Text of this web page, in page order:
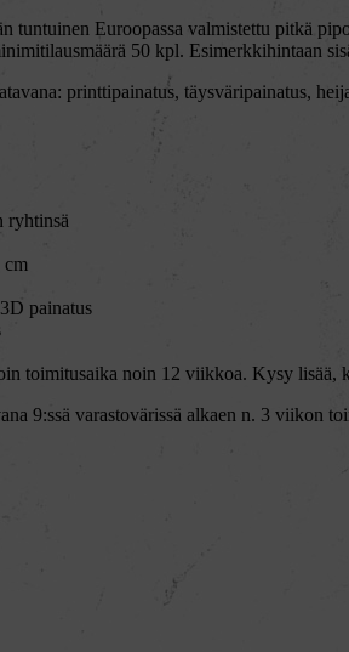
tuntuinen Euroopassa valmistettu pitkä
50 kpl. Esimerkkihintaan
printtipainatus, täysväripainatus,
ryhtinsä
painatus
toimitusaika noin 12 viikkoa. Kysy lisää,
9:ssä varastovärissä alkaen n. 3 viikon